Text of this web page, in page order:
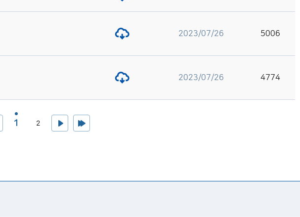
2023/07/26 5006
2023/07/26 4774
1 2